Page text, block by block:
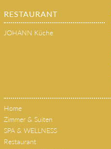
RESTAURANT
Home
Zimmer & Suiten
SPA & WELLNESS